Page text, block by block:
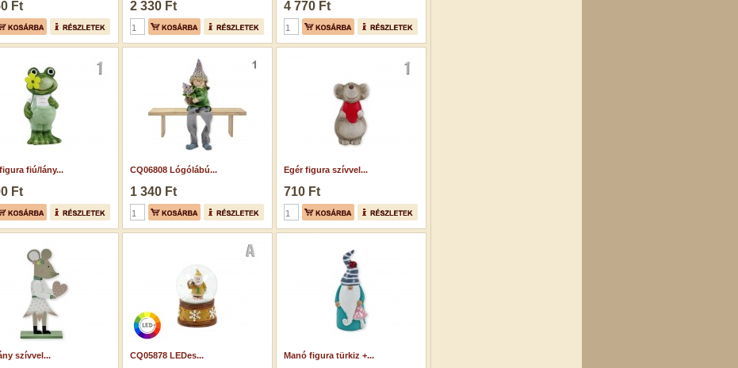
Ft 2 330 Ft 4 770 Ft
fiú/lány...
Ft
CQ06808 Lógólábú...
1 340 Ft
Egér figura szívvel...
710 Ft
szívvel... CQ05878 LEDes... Manó figura türkiz +...